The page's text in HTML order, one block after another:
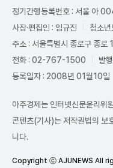
정기간행등록번호 : 서울 아
사장·편집인 : 임규진
청소
주소 : 서울특별시 종로구 종
전화 : 02-767-1500
발
등록일자 : 2008년 01월10일
아주경제는 인터넷신문윤리위
콘텐츠(기사)는 저작권법의 보
니다.
Copyright ⓒ AJUNEWS All